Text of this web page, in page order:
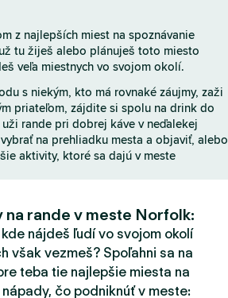
b
r
a
o
v
k
a
T
d
e
r
z najlepších miest na spoznávanie
tu žiješ alebo plánuješ toto miesto
veľa miestnych vo svojom okolí.
s niekým, kto má rovnaké záujmy, zaži
priateľom, zájdite si spolu na drink do
rande pri dobrej káve v neďalekej
na prehliadku mesta a objaviť, alebo
aktivity, ktoré sa dajú v meste
na rande v meste Norfolk:
nájdeš ľudí vo svojom okolí
však vezmeš? Spoľahni sa na
teba tie najlepšie miesta na
čo podniknúť v meste: